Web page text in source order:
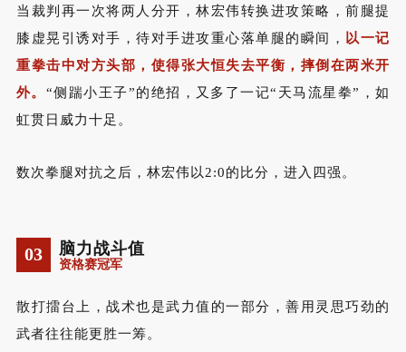
当裁判再一次将两人分开，林宏伟转换进攻策略，前腿提
膝虚晃引诱对手，待对手进攻重心落单腿的瞬间，
以一记
重拳击中对方头部，使得张大恒失去平衡，摔倒在两米开
外。 “侧踹小王子”的绝招，又多了一记“天马流星拳”，如
虹贯日威力十足。
数次拳腿对抗之后，林宏伟以 2:0的比分，进入四强。
03 脑力战斗值
资格赛冠军
散打擂台上，战术也是武力值的一部分，善用灵思巧劲的
武者往往能更胜一筹。